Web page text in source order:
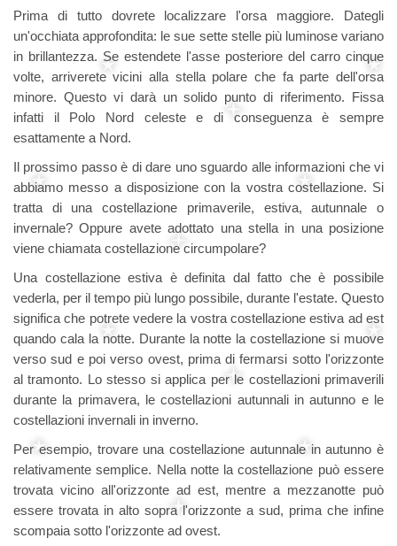
Prima di tutto dovrete localizzare l'orsa maggiore. Dategli
un'occhiata approfondita: le sue sette stelle più luminose variano
in brillantezza. Se estendete l'asse posteriore del carro cinque
volte, arriverete vicini alla stella polare che fa parte dell'orsa
minore. Questo vi darà un solido punto di riferimento. Fissa
infatti il Polo Nord celeste e di conseguenza è sempre
esattamente a Nord.
Il prossimo passo è di dare uno sguardo alle informazioni che vi
abbiamo messo a disposizione con la vostra costellazione. Si
tratta di una costellazione primaverile, estiva, autunnale o
invernale? Oppure avete adottato una stella in una posizione
viene chiamata costellazione circumpolare?
Una costellazione estiva è definita dal fatto che è possibile
vederla, per il tempo più lungo possibile, durante l'estate. Questo
significa che potrete vedere la vostra costellazione estiva ad est
quando cala la notte. Durante la notte la costellazione si muove
verso sud e poi verso ovest, prima di fermarsi sotto l'orizzonte
al tramonto. Lo stesso si applica per le costellazioni primaverili
durante la primavera, le costellazioni autunnali in autunno e le
costellazioni invernali in inverno.
Per esempio, trovare una costellazione autunnale in autunno è
relativamente semplice. Nella notte la costellazione può essere
trovata vicino all'orizzonte ad est, mentre a mezzanotte può
essere trovata in alto sopra l'orizzonte a sud, prima che infine
scompaia sotto l'orizzonte ad ovest.